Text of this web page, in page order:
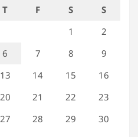
T F S
S
1
2
6 7 8
9
13 14 15
16
20 21 22
23
27 28 29
30